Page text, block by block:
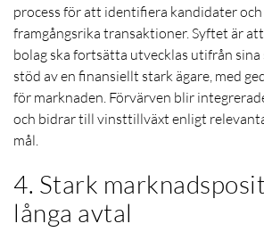
process för att identifiera kandidater
framgångsrika transaktioner. Syftet är
bolag ska fortsätta utvecklas utifrån
stöd av en finansiellt stark ägare, med
för marknaden. Förvärven blir
och bidrar till vinsttillväxt enligt
mål.
4. Stark
långa avtal